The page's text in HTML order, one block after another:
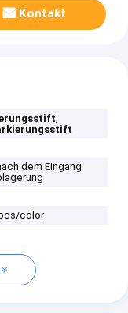
Kontakt
,
dem Eingang
color